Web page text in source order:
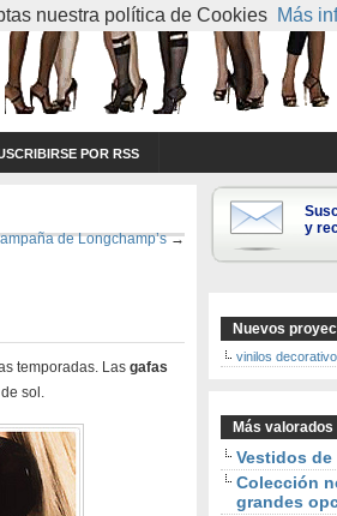
POR RSS
de Longchamp’s→
temporadas. Las gafas
sol.
y
Nuevos
vinilos
Más valorados
Vestidos
Colección
grandes
nuestra política de Cookies Más